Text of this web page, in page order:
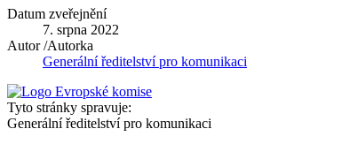
Datum zveřejnění
7. srpna 2022
Autor /Autorka
Generální ředitelství pro komunikaci
Tyto stránky spravuje:
Generální ředitelství pro komunikaci